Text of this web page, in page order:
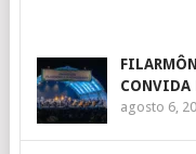
CONVIDA
agosto 6,